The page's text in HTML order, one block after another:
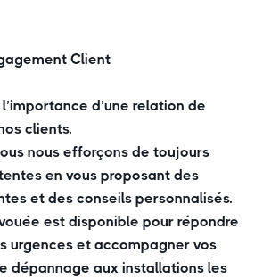
Client
d’une relation de
clients.
nous efforçons de toujours
en vous proposant des
et des conseils personnalisés.
est disponible pour répondre
urgences et accompagner vos
dépannage aux installations les